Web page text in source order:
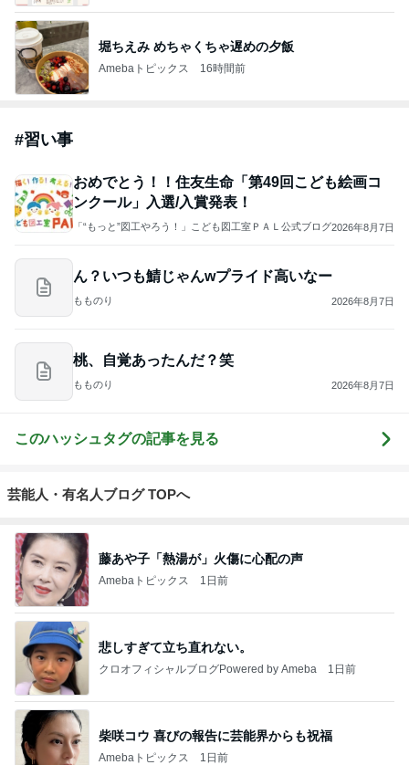
堀ちえみ めちゃくちゃ遅めの夕飯
Amebaトピックス 16時間前
#習い事
おめでとう！！住友生命「第49回こども絵画コ
ンクール」入選/入賞発表！
「“もっと”図工やろう！」こども図工室ＰＡＬ公式ブログ2026年8月7日
ん？いつも鯖じゃんwプライド高いなー
もものり 2026年8月7日
桃、自覚あったんだ？笑
もものり 2026年8月7日
このハッシュタグの記事を見る
芸能人・有名人ブログ TOPへ
藤あや子「熱湯が」火傷に心配の声
Amebaトピックス 1日前
悲しすぎて立ち直れない。
クロオフィシャルブログPowered by Ameba 1日前
柴咲コウ 喜びの報告に芸能界からも祝福
Amebaトピックス 1日前